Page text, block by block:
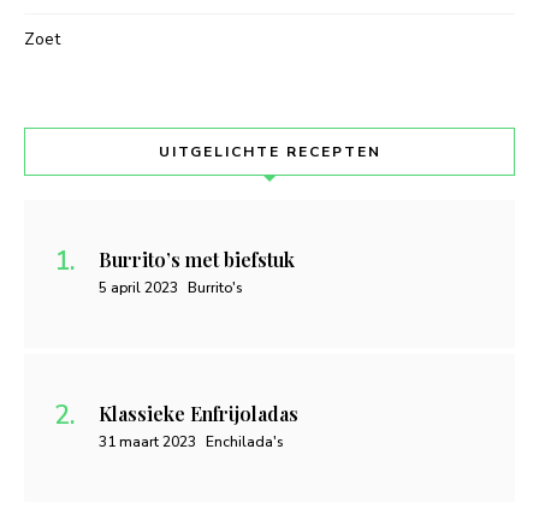
Zoet
UITGELICHTE RECEPTEN
Burrito’s met biefstuk
5 april 2023 Burrito's
Klassieke Enfrijoladas
31 maart 2023 Enchilada's